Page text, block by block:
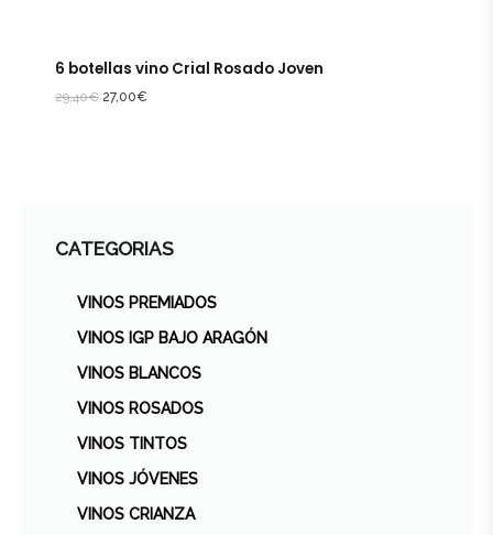
CATEGORIAS
VINOS PREMIADOS
VINOS IGP BAJO ARAGÓN
VINOS BLANCOS
VINOS ROSADOS
VINOS TINTOS
VINOS JÓVENES
VINOS CRIANZA
6 botellas vino Crial Rosado Joven
29,40€ 27,00€